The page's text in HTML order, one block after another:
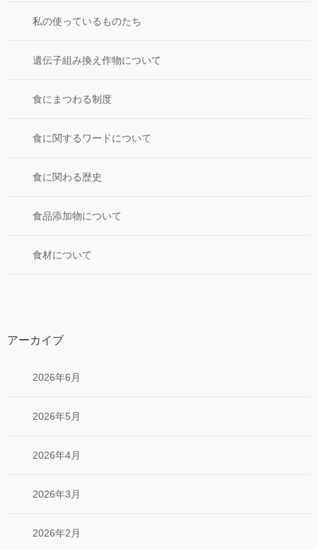
私の使っているものたち
遺伝子組み換え作物について
食にまつわる制度
食に関するワードについて
食に関わる歴史
食品添加物について
食材について
アーカイブ
2026年6月
2026年5月
2026年4月
2026年3月
2026年2月